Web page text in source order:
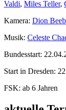
Valdi, Miles Teller,
Kamera: Dion
Musik: Celeste
Bundesstart:
Start in Dresden:
FSK: ab 6 Jahren